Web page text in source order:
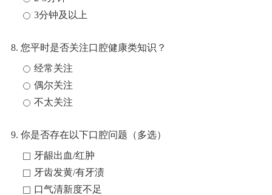
3分钟及以上
8. 您平时是否关注口腔健康类知识？
经常关注
偶尔关注
不太关注
9. 你是否存在以下口腔问题（多选）
牙龈出血/红肿
牙齿发黄/有牙渍
口气清新度不足